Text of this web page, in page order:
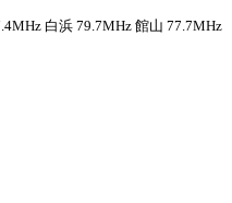
白浜 79.7MHz 館山 77.7MHz